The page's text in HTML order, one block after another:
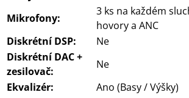
Mikrofony:
3 ks na každém
hovory a ANC
Diskrétní DSP:
Ne
Diskrétní DAC +
zesilovač:
Ne
Ekvalizér:
Ano (Basy / Výšky)